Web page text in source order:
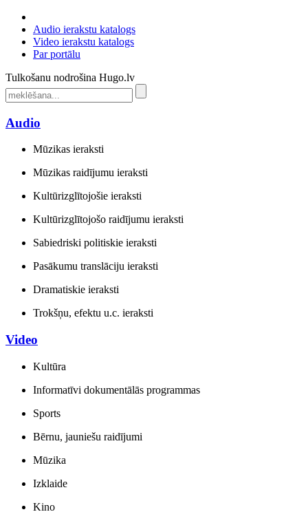
Audio ierakstu katalogs
Video ierakstu katalogs
Par portālu
Tulkošanu nodrošina Hugo.lv
Audio
Mūzikas ieraksti
Mūzikas raidījumu ieraksti
Kultūrizglītojošie ieraksti
Kultūrizglītojošo raidījumu ieraksti
Sabiedriski politiskie ieraksti
Pasākumu translāciju ieraksti
Dramatiskie ieraksti
Trokšņu, efektu u.c. ieraksti
Video
Kultūra
Informatīvi dokumentālās programmas
Sports
Bērnu, jauniešu raidījumi
Mūzika
Izklaide
Kino